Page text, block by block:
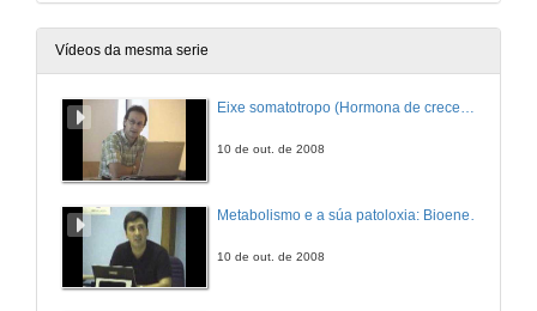
Vídeos da mesma serie
Eixe somatotropo (Hormona de crecemento)
10 de out. de 2008
10 de out. de 2008